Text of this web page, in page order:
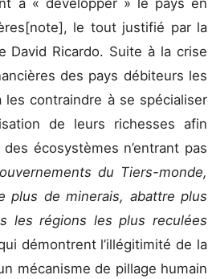
à « développer » le pays en
le tout justifié par la
David Ricardo. Suite à la crise
des pays débiteurs les
contraindre à se spécialiser
de leurs richesses afin
écosystèmes n’entrant pas
du Tiers-monde,
de minerais, abattre plus
les régions les plus reculées
démontrent l’illégitimité de la
mécanisme de pillage humain